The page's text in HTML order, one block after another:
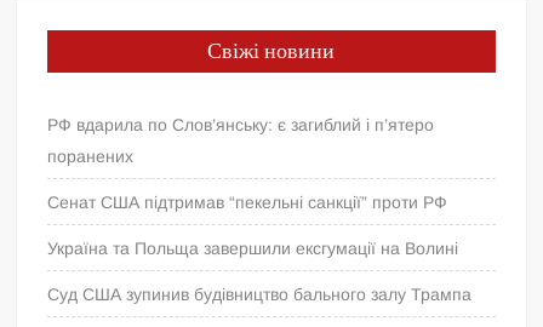
Свіжі новини
РФ вдарила по Слов’янську: є загиблий і п’ятеро
поранених
Сенат США підтримав “пекельні санкції” проти РФ
Україна та Польща завершили ексгумації на Волині
Суд США зупинив будівництво бального залу Трампа